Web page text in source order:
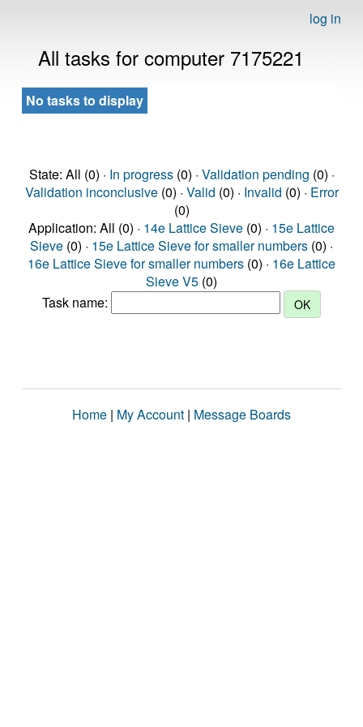
log in
All tasks for computer 7175221
No tasks to display
State: All (0) · In progress(0) · Validation pending (0) ·
Validation inconclusive(0) · Valid (0) · Invalid (0) · Error
(0)
Application: All (0) · 14e Lattice Sieve (0) · 15e Lattice
Sieve (0) · 15e Lattice Sieve for smaller numbers (0) ·
16e Lattice Sieve for smaller numbers (0) · 16e Lattice
Sieve V5 (0)
Task name:
Home | My Account | Message Boards